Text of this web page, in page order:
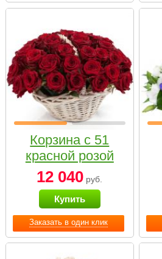
Заказать в один клик
Корзина с 51
красной розой
12 040 руб.
Купить